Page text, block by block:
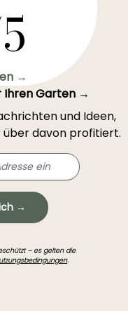
→
Ihren Garten →
und Ideen,
davon profitiert.
→
– es gelten die
.